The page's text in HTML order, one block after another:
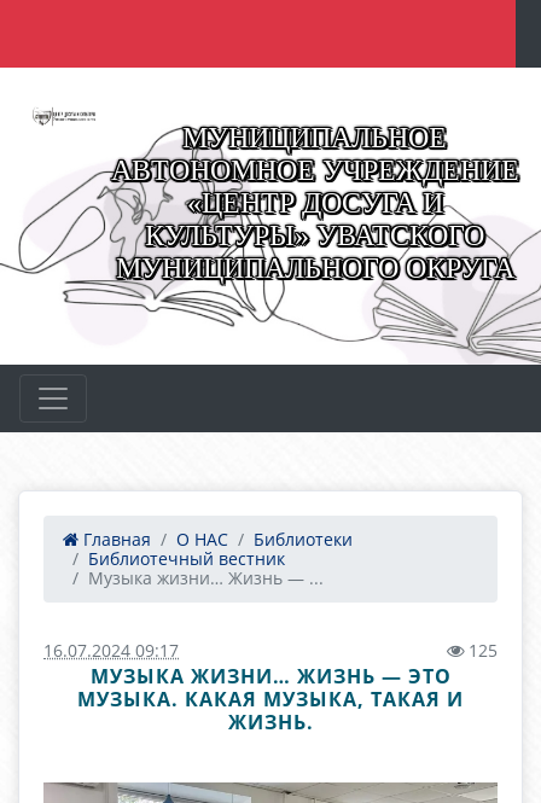
МУНИЦИПАЛЬНОЕ
АВТОНОМНОЕ УЧРЕЖДЕНИЕ
«ЦЕНТР ДОСУГА И
КУЛЬТУРЫ» УВАТСКОГО
МУНИЦИПАЛЬНОГО ОКРУГА
Главная О НАС
Библиотеки
Библиотечный вестник
Музыка жизни… Жизнь — ...
16.07.2024 09:17 125
МУЗЫКА ЖИЗНИ… ЖИЗНЬ — ЭТО
МУЗЫКА. КАКАЯ МУЗЫКА, ТАКАЯ И
ЖИЗНЬ.